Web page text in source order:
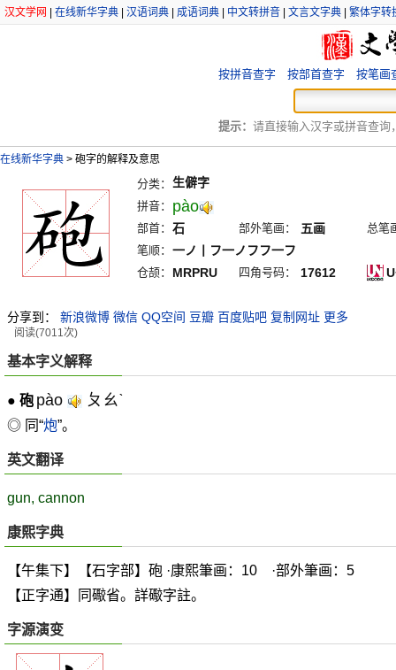
汉文学网 在线新华字典 汉语词典 成语词典 中文转拼音 文言文字典 繁体字转
按拼音查字 按部首查字 按笔画
提示： 请直接输入汉字或拼音查询
在线新华字典 > 砲字的解释及意思
分类： 生僻字
拼音： pào
部首： 石 部外笔画： 五画
总笔
笔顺： 一ノ丨フ一ノフフ一フ
仓颉： MRPRU 四角号码： 17612
分享到： 新浪微博 微信 QQ空间 豆瓣 百度贴吧 复制网址 更多
阅读(7011次)
基本字义解释
● 砲 pào ㄆㄠˋ
◎ 同“炮”。
英文翻译
gun, cannon
康熙字典
【午集下】【石字部】砲 ·康熙筆画：10 ·部外筆画：5
【正字通】同礮省。詳礮字註。
字源演变